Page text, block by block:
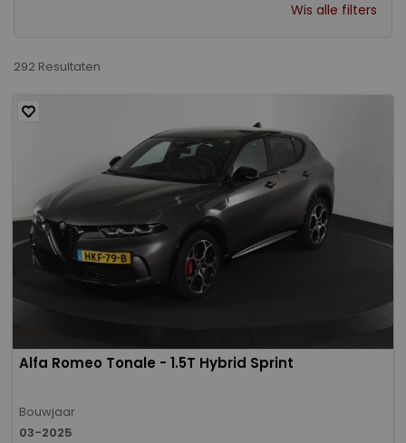
Wis alle filters
292 Resultaten
Alfa Romeo Tonale - 1.5T Hybrid Sprint
Bouwjaar
03-2025